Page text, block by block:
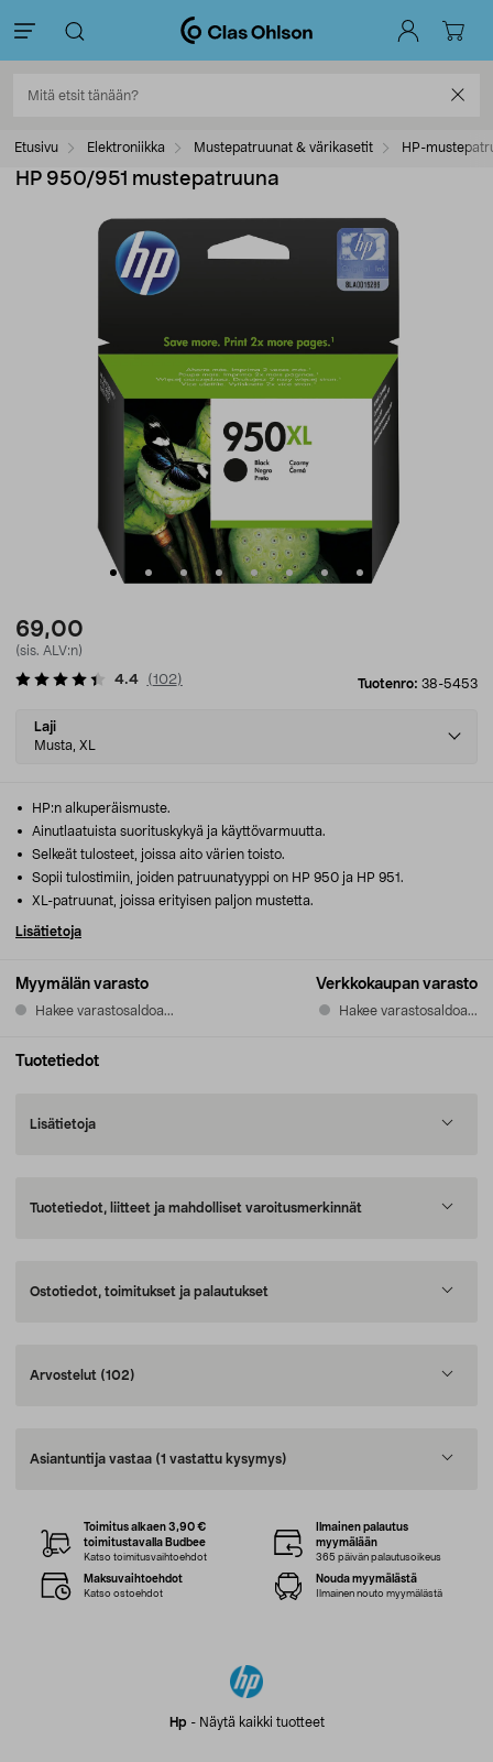
Etusivu Elektroniikka Mustepatruunat & värikasetit HP-
HP 950/951 mustepatruuna
69,00
(sis. ALV:n)
Tuotenro: 38-5453
4.4 (102)
Select
variant
Laji
Musta, XL
Myymälän varasto
Hakee varastosaldoa...
Verkkokaupan varasto
Hakee varastosaldoa...
HP:n alkuperäismuste.
Ainutlaatuista suorituskykyä ja käyttövarmuutta.
Selkeät tulosteet, joissa aito värien toisto.
Sopii tulostimiin, joiden patruunatyyppi on HP 950 ja HP 951.
XL-patruunat, joissa erityisen paljon mustetta.
Lisätietoja
Tuotetiedot
Lisätietoja
Tuotetiedot, liitteet ja mahdolliset varoitusmerkinnät
Ostotiedot, toimitukset ja palautukset
Arvostelut (102)
Asiantuntija vastaa (1 vastattu kysymys)
Hp - Näytä kaikki tuotteet
Toimitus alkaen 3,90 €
toimitustavalla Budbee
Katso toimitusvaihtoehdot
Ilmainen palautus
myymälään
365 päivän palautusoikeus
Maksuvaihtoehdot
Katso ostoehdot
Nouda myymälästä
Ilmainen nouto myymälästä